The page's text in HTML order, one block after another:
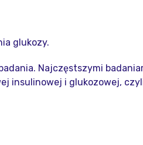
glukozy.
Najczęstszymi
insulinowej i glukozowej,